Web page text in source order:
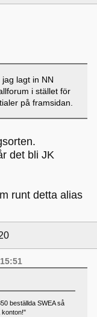
lagt in NN
i stället för
på framsidan.
det bli JK
runt detta alias
beställda SWEA så
konton!"